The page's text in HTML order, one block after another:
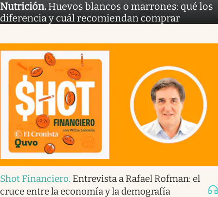
Nutrición. Huevos blancos o marrones: qué los
diferencia y cuál recomiendan comprar
Shot Financiero. Entrevista a Rafael Rofman: el
cruce entre la economía y la demografía